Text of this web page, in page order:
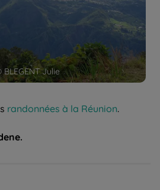
BLEGENT Julie
randonnées à la Réunion.